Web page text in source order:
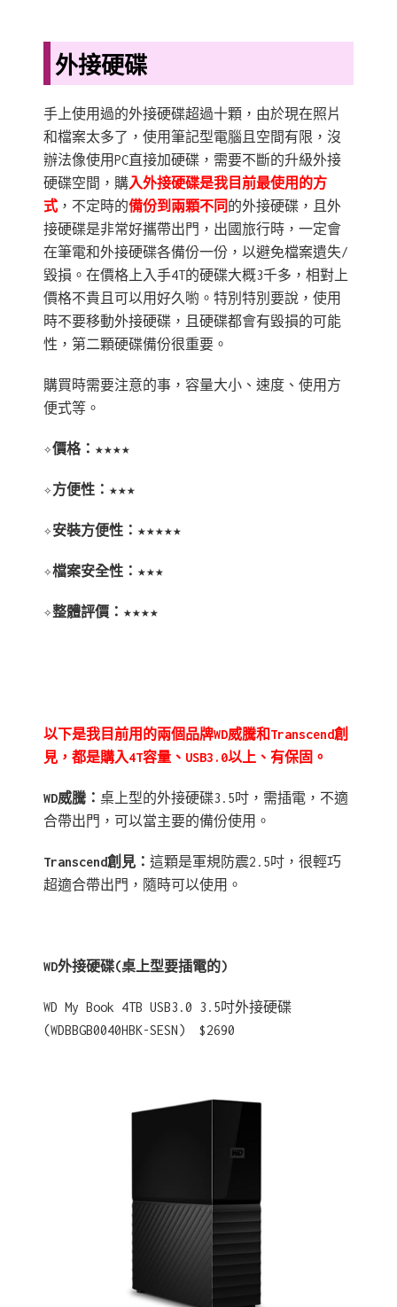
外接硬碟
手上使用過的外接硬碟超過十顆，由於現在照片
和檔案太多了，使用筆記型電腦且空間有限，沒
辦法像使用PC直接加硬碟，需要不斷的升級外接
硬碟空間，購入外接硬碟是我目前最使用的方
式 ，不定時的備份到兩顆不同 的外接硬碟，且外
接硬碟是非常好攜帶出門，出國旅行時，一定會
在筆電和外接硬碟各備份一份，以避免檔案遺失/
毀損。在價格上入手4T的硬碟大概3千多，相對上
價格不貴且可以用好久喲。特別特別要說，使用
時不要移動外接硬碟，且硬碟都會有毀損的可能
性，第二顆硬碟備份很重要。
購買時需要注意的事，容量大小、速度、使用方
便式等。
✧價格：★★★★
✧方便性：★★★
✧安裝方便性：★★★★★
✧檔案安全性：★★★
✧整體評價：★★★★
以下是我目前用的兩個品牌WD威騰和Transcend創
見，都是購入4T容量、USB3.0以上、有保固。
WD威騰： 桌上型的外接硬碟3.5吋，需插電，不適
合帶出門，可以當主要的備份使用。
Transcend創見： 這顆是軍規防震2.5吋，很輕巧
超適合帶出門，隨時可以使用。
WD外接硬碟(桌上型要插電的)
WD My Book 4TB USB3.0 3.5吋外接硬碟
(WDBBGB0040HBK-SESN) $2690